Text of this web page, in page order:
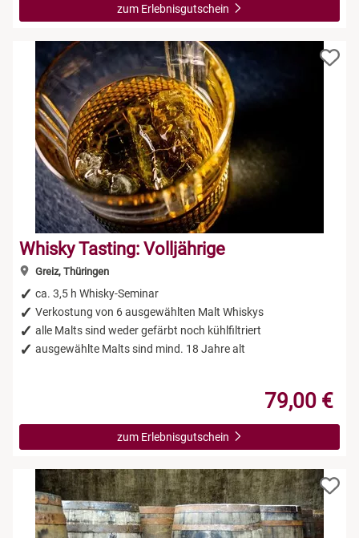
zum Erlebnisgutschein
Whisky Tasting: Volljährige
Greiz, Thüringen
ca. 3,5 h Whisky-Seminar
Verkostung von 6 ausgewählten Malt Whiskys
alle Malts sind weder gefärbt noch kühlfiltriert
ausgewählte Malts sind mind. 18 Jahre alt
79,00 €
zum Erlebnisgutschein